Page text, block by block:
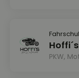
PKW,